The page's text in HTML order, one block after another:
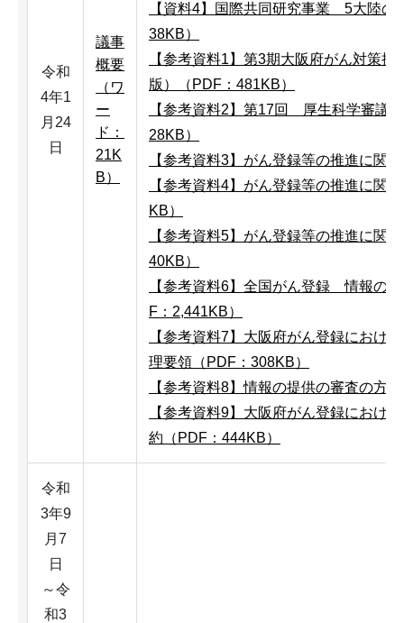
令和
4年1
月24
日
議事
概要
（ワ
ー
ド：
21K
B）
【資料4】国際共同研究事業 5大陸の
38KB）
【参考資料1】第3期大阪府がん対策
版）（PDF：481KB）
【参考資料2】第17回 厚生科学審議
28KB）
【参考資料3】がん登録等の推進に関
【参考資料4】がん登録等の推進に
KB）
【参考資料5】がん登録等の推進に
40KB）
【参考資料6】全国がん登録 情報の
F：2,441KB）
【参考資料7】大阪府がん登録におけ
理要領（PDF：308KB）
【参考資料8】情報の提供の審査の方
【参考資料9】大阪府がん登録におけ
約（PDF：444KB）
令和
3年9
月7
日
～令
和3